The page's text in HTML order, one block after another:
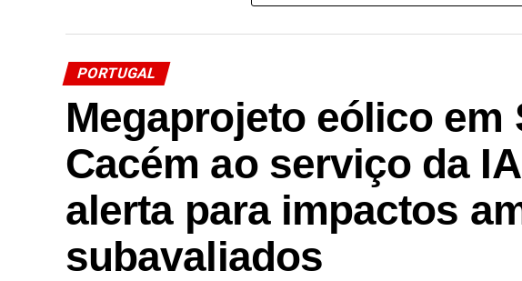
Facebook
Mastodon
EmailShare
PORTUGAL
Megaprojeto eólico em
Cacém ao serviço da
alerta para impactos
subavaliados